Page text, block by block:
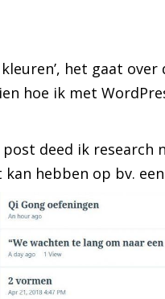
het gaat
hoe ik met
deed ik research
hebben op bv.